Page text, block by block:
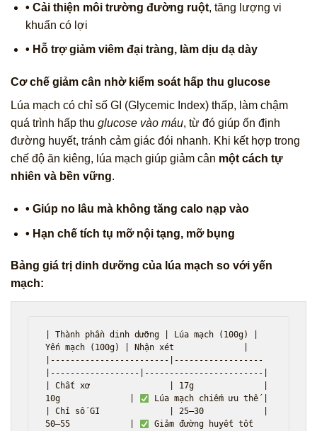
• Cải thiện môi trường đường ruột, tăng lượng vi
khuẩn có lợi
• Hỗ trợ giảm viêm đại tràng, làm dịu dạ dày
Cơ chế giảm cân nhờ kiểm soát hấp thu glucose
Lúa mạch có chỉ số GI (Glycemic Index) thấp, làm chậm
quá trình hấp thu glucose vào máu, từ đó giúp ổn định
đường huyết, tránh cảm giác đói nhanh. Khi kết hợp trong
chế độ ăn kiêng, lúa mạch giúp giảm cân một cách tự
nhiên và bền vững.
• Giúp no lâu mà không tăng calo nạp vào
• Hạn chế tích tụ mỡ nội tạng, mỡ bụng
Bảng giá trị dinh dưỡng của lúa mạch so với yến
mạch:
| Thành phần dinh dưỡng | Lúa mạch (100g) |
Yến mạch (100g) | Nhận xét              |
|------------------------|------------------
|------------------|------------------------|
| Chất xơ                | 17g              |
10g              |
Lúa mạch chiếm ưu thế |
| Chỉ số GI              | 25–30            |
50–55            |
Giảm đường huyết tốt